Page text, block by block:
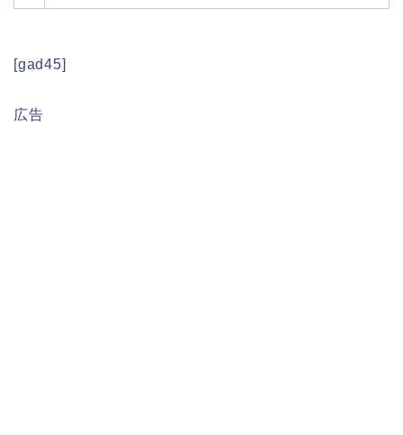
[gad45]
広告